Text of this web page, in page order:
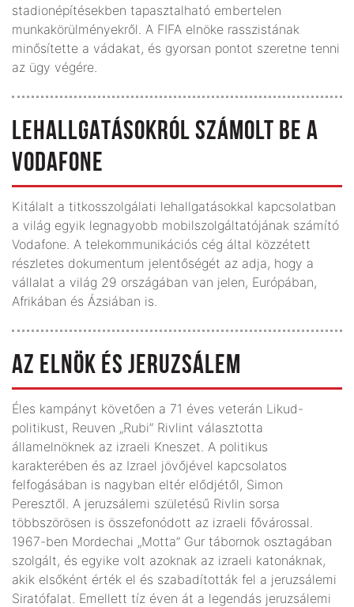
stadionépítésekben tapasztalható embertelen
munkakörülményekről. A FIFA elnöke rasszistának
minősítette a vádakat, és gyorsan pontot szeretne tenni
az ügy végére.
LEHALLGATÁSOKRÓL SZÁMOLT BE A
VODAFONE
Kitálalt a titkosszolgálati lehallgatásokkal kapcsolatban
a világ egyik legnagyobb mobilszolgáltatójának számító
Vodafone. A telekommunikációs cég által közzétett
részletes dokumentum jelentőségét az adja, hogy a
vállalat a világ 29 országában van jelen, Európában,
Afrikában és Ázsiában is.
AZ ELNÖK ÉS JERUZSÁLEM
Éles kampányt követően a 71 éves veterán Likud-
politikust, Reuven „Rubi” Rivlint választotta
államelnöknek az izraeli Kneszet. A politikus
karakterében és az Izrael jövőjével kapcsolatos
felfogásában is nagyban eltér elődjétől, Simon
Peresztől. A jeruzsálemi születésű Rivlin sorsa
többszörösen is összefonódott az izraeli fővárossal.
1967-ben Mordechai „Motta” Gur tábornok osztagában
szolgált, és egyike volt azoknak az izraeli katonáknak,
akik elsőként érték el és szabadították fel a jeruzsálemi
Siratófalat. Emellett tíz éven át a legendás jeruzsálemi